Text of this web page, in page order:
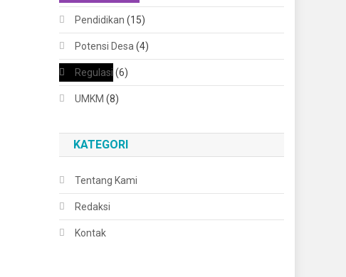
Pendidikan (15)
Potensi Desa (4)
Regulasi (6)
UMKM (8)
KATEGORI
Tentang Kami
Redaksi
Kontak